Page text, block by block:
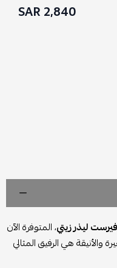
2,840 SAR
ليذر زيتي، المتوفرة الآن
هي الرفيق المثالي